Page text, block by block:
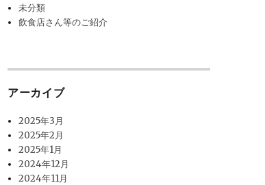
未分類
飲食店さん等のご紹介
アーカイブ
2025年3月
2025年2月
2025年1月
2024年12月
2024年11月